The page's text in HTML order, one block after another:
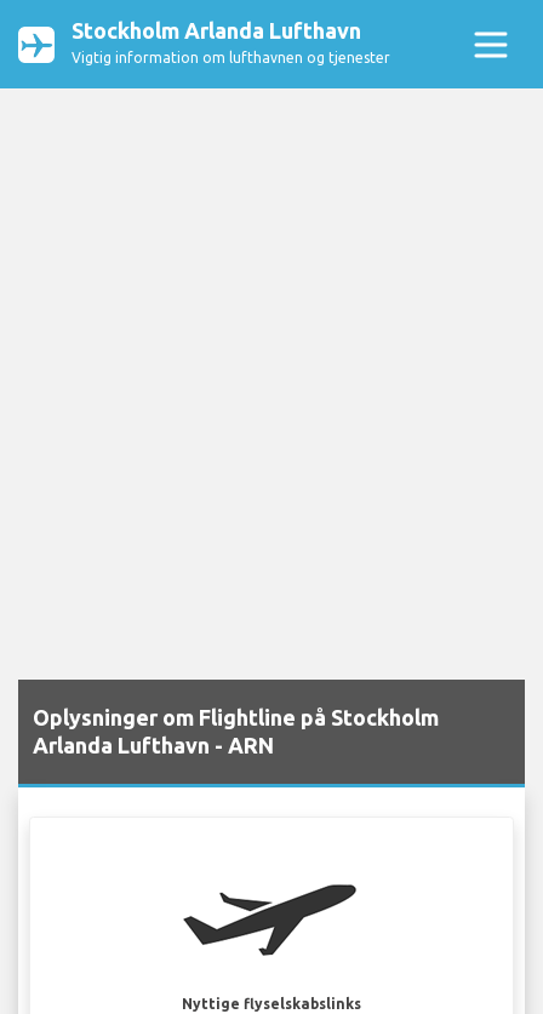
Stockholm Arlanda Lufthavn
Vigtig information om lufthavnen og tjenester
Oplysninger om Flightline på Stockholm
Arlanda Lufthavn - ARN
Nyttige flyselskabslinks